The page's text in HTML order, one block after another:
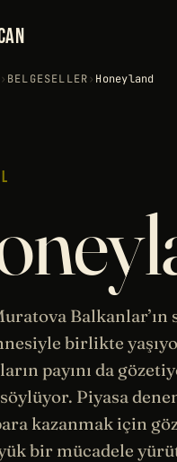
› BELGESELLER› Honeyland
birlikte
payını da
Piyasa
kazanmak için
bir mücadele